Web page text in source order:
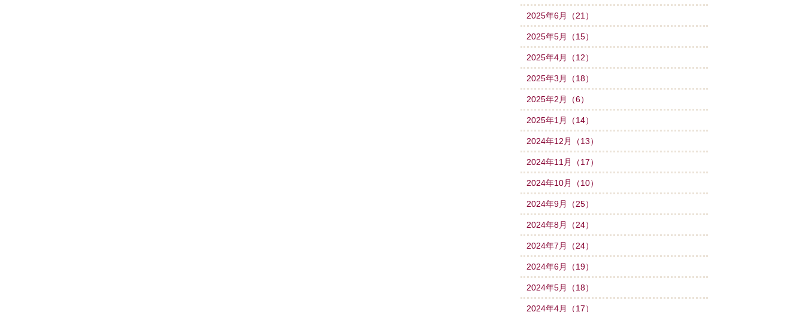
2025年6月（21）
2025年5月（15）
2025年4月（12）
2025年3月（18）
2025年2月（6）
2025年1月（14）
2024年12月（13）
2024年11月（17）
2024年10月（10）
2024年9月（25）
2024年8月（24）
2024年7月（24）
2024年6月（19）
2024年5月（18）
2024年4月（17）